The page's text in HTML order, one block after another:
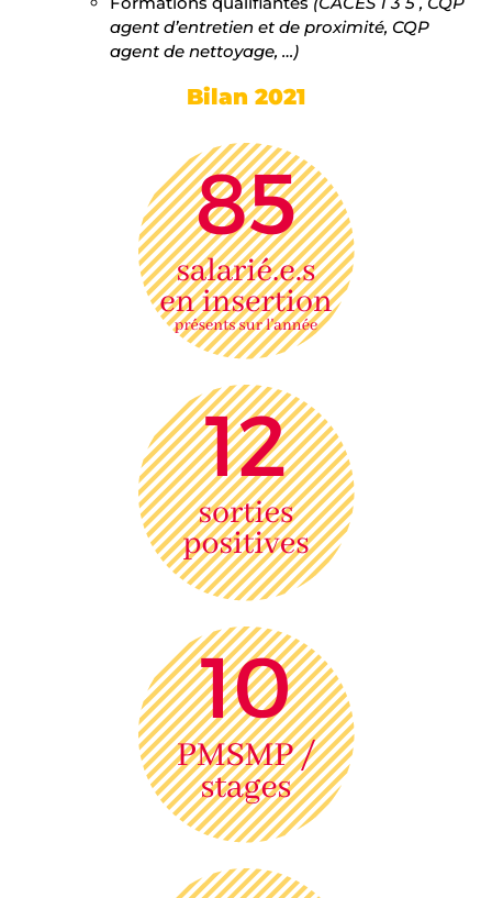
agent d’entretien et de proximité, CQP
agent de nettoyage, …)
Bilan 2021